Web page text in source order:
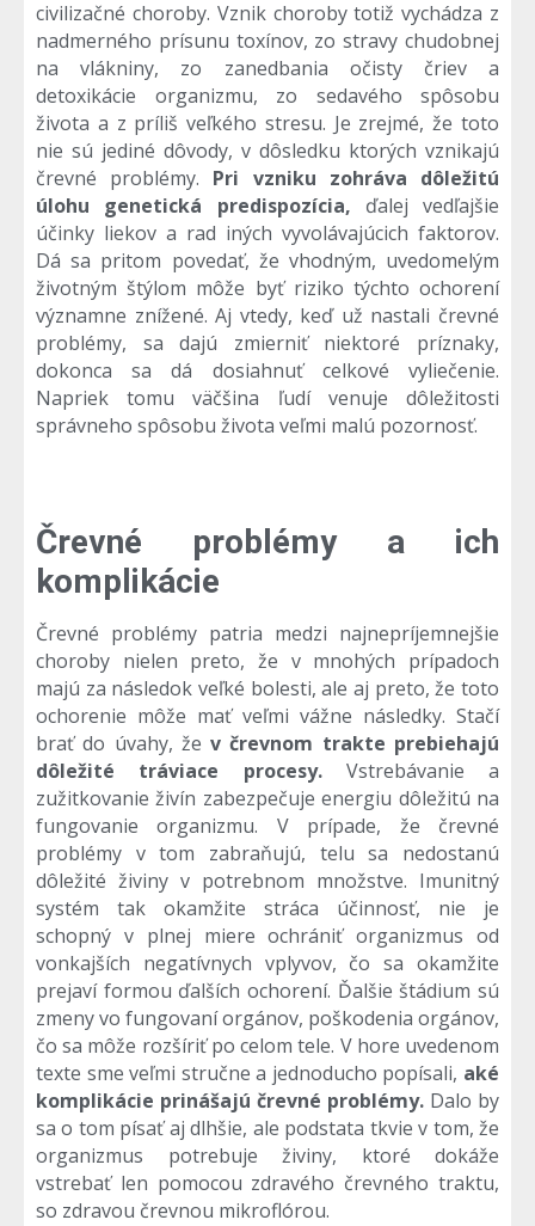
civilizačné choroby. Vznik choroby totiž vychádza z
nadmerného prísunu toxínov, zo stravy chudobnej
na vlákniny, zo zanedbania očisty čriev a
detoxikácie organizmu, zo sedavého spôsobu
života a z príliš veľkého stresu. Je zrejmé, že toto
nie sú jediné dôvody, v dôsledku ktorých vznikajú
črevné problémy. Pri vzniku zohráva dôležitú
úlohu genetická predispozícia, ďalej vedľajšie
účinky liekov a rad iných vyvolávajúcich faktorov.
Dá sa pritom povedať, že vhodným, uvedomelým
životným štýlom môže byť riziko týchto ochorení
významne znížené. Aj vtedy, keď už nastali črevné
problémy, sa dajú zmierniť niektoré príznaky,
dokonca sa dá dosiahnuť celkové vyliečenie.
Napriek tomu väčšina ľudí venuje dôležitosti
správneho spôsobu života veľmi malú pozornosť.
Črevné problémy a ich
komplikácie
Črevné problémy patria medzi najnepríjemnejšie
choroby nielen preto, že v mnohých prípadoch
majú za následok veľké bolesti, ale aj preto, že toto
ochorenie môže mať veľmi vážne následky. Stačí
brať do úvahy, žev črevnom trakte prebiehajú
dôležité tráviace procesy.Vstrebávanie a
zužitkovanie živín zabezpečuje energiu dôležitú na
fungovanie organizmu. V prípade, že črevné
problémy v tom zabraňujú, telu sa nedostanú
dôležité živiny v potrebnom množstve. Imunitný
systém tak okamžite stráca účinnosť, nie je
schopný v plnej miere ochrániť organizmus od
vonkajších negatívnych vplyvov, čo sa okamžite
prejaví formou ďalších ochorení. Ďalšie štádium sú
zmeny vo fungovaní orgánov, poškodenia orgánov,
čo sa môže rozšíriť po celom tele. V hore uvedenom
texte sme veľmi stručne a jednoducho popísali, aké
komplikácie prinášajú črevné problémy. Dalo by
sa o tom písať aj dlhšie, ale podstata tkvie v tom, že
organizmus potrebuje živiny, ktoré dokáže
vstrebať len pomocou zdravého črevného traktu,
so zdravou črevnou mikroflórou.